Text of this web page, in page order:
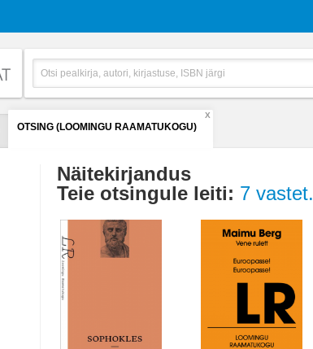
OTSING (LOOMINGU RAAMATUKOGU)
X
Näitekirjandus
Teie otsingule leiti: 7 vastet.